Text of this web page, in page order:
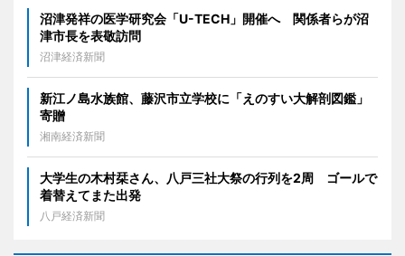
沼津発祥の医学研究会「U-TECH」開催へ 関係者らが沼
津市長を表敬訪問
沼津経済新聞
新江ノ島水族館、藤沢市立学校に「えのすい大解剖図鑑」
寄贈
湘南経済新聞
大学生の木村栞さん、八戸三社大祭の行列を2周 ゴールで
着替えてまた出発
八戸経済新聞